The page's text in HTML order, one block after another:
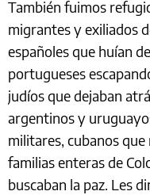
También fuimos
migrantes y exiliados
españoles que huían
portugueses
judíos que dejaban
argentinos y
militares, cubanos
familias enteras de
buscaban la paz. Les